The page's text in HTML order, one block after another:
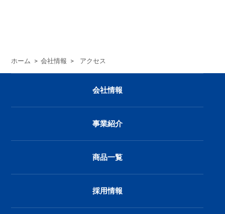
ホーム > 会社情報 > アクセス
会社情報
事業紹介
商品一覧
採用情報